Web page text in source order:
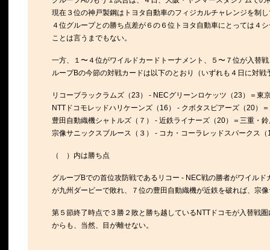
現在３位の神戸製鋼はトヨタ自動車のフィジカルチャレンジを制
４位グループとの勝ち点差が６の６位トヨタ自動車にとっては４
ことは言うまでもない。
一方、１〜４位がワイルドカードトーナメント、５〜７位が入替
ループBの今節の対戦カードは以下のとおり（いずれも４日に対戦
リコーブラックラムズ（23） - NECグリーンロケッツ（23）＝東
NTTドコモレッドハリケーンズ（16） - クボタスピアーズ（20）
豊田自動織機シャトルズ（７） - 近鉄ライナーズ（20）＝三重・
宗像サニックスブルース（３） - コカ・コーラレッドスパークス
（ ）内は勝ち点
グループBでの首位攻防戦であるリコー - NEC戦の勝者がワイル
が九州ダービーで敗れ、７位の豊田自動織機が近鉄を破れば、宗
第５節終了時点で３勝２敗と勝ち越しているNTTドコモが入替戦
からも、当然、目が離せない。